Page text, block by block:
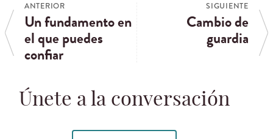
ANTERIOR
Un fundamento en
el que puedes
confiar
SIGUIENTE
Cambio de
guardia
Únete a la conversación